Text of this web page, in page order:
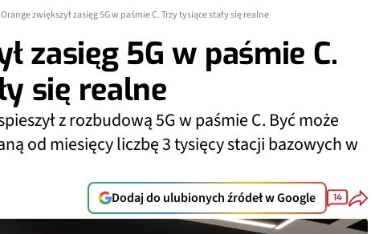
Orange zwiększył zasięg 5G w paśmie C. Trzy tysiące stały się realne
zasięg 5G w paśmie C.
się realne
z rozbudową 5G w paśmie C. Być może
od miesięcy liczbę 3 tysięcy stacji bazowych w
Dodaj do ulubionych źródeł w Google 14